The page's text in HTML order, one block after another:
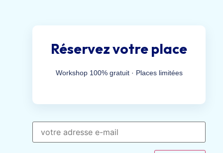
Réservez votre place
Workshop 100% gratuit · Places limitées